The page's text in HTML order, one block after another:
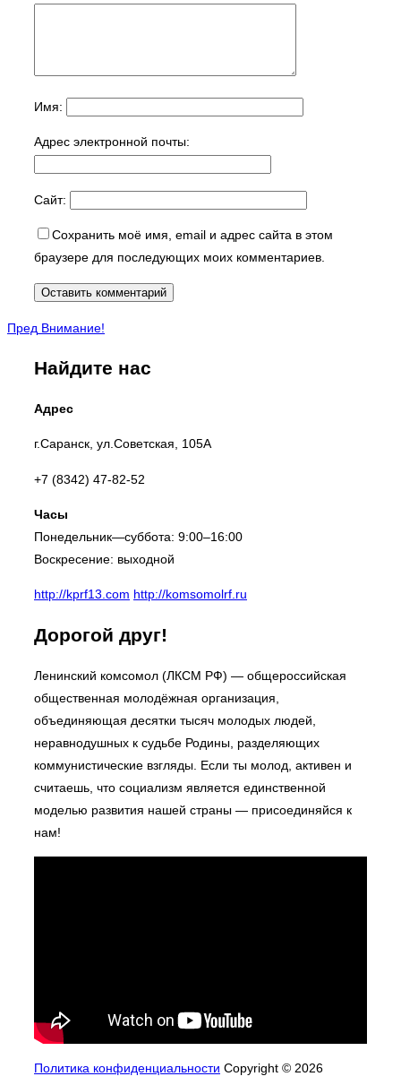
Имя:
Адрес электронной почты:
Сайт:
Сохранить моё имя, email и адрес сайта в этом
браузере для последующих моих комментариев.
Навигация
записям
Пред
Пред Внимание!
Найдите нас
Адрес
г.Саранск, ул.Советская, 105А
+7 (8342) 47-82-52
Часы
Понедельник—суббота: 9:00–16:00
Воскресение: выходной
http://kprf13.com http://komsomolrf.ru
Дорогой друг!
Ленинский комсомол (ЛКСМ РФ) — общероссийская
общественная молодёжная организация,
объединяющая десятки тысяч молодых людей,
неравнодушных к судьбе Родины, разделяющих
коммунистические взгляды. Если ты молод, активен и
считаешь, что социализм является единственной
моделью развития нашей страны — присоединяйся к
нам!
Политика конфиденциальности Copyright © 2026